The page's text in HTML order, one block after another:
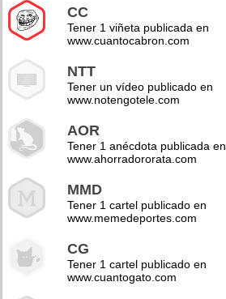
CC
Tener 1 viñeta publicada en
www.cuantocabron.com
NTT
Tener un vídeo publicado en
www.notengotele.com
AOR
Tener 1 anécdota publicada en
www.ahorradororata.com
MMD
Tener 1 cartel publicado en
www.memedeportes.com
CG
Tener 1 cartel publicado en
www.cuantogato.com